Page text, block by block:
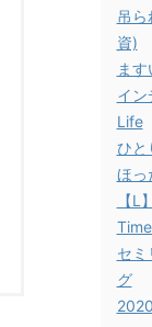
吊ら
資)
ま
イ
Life
ひと
ほっ
【L
セ
グ